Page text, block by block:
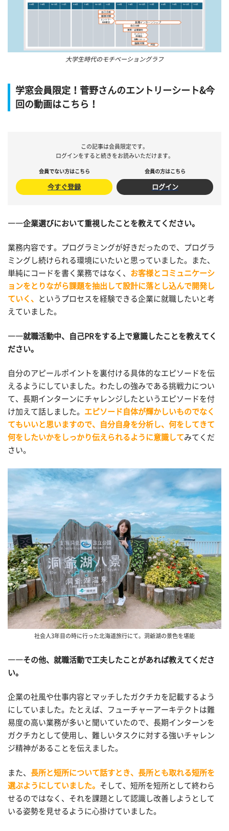
大学生時代のモチベーショングラフ
学窓会員限定！菅野さんのエントリーシート&今
回の動画はこちら！
この記事は会員限定です。
ログインをすると続きをお読みいただけます。
会員でない方はこちら
今すぐ登録
会員の方はこちら
ログイン
――企業選びにおいて重視したことを教えてください。
業務内容です。プログラミングが好きだったので、プログラ
ミングし続けられる環境にいたいと思っていました。また、
単純にコードを書く業務ではなく、 お客様とコミュニケーシ
ョンをとりながら課題を抽出して設計に落とし込んで開発し
ていく、
というプロセスを経験できる企業に就職したいと考
えていました。
――就職活動中、自己PRをする上で意識したことを教えてく
ださい。
自分のアピールポイントを裏付ける具体的なエピソードを伝
えるようにしていました。わたしの強みである挑戦力につい
て、長期インターンにチャレンジしたというエピソードを付
け加えて話しました。 エピソード自体が輝かしいものでなく
てもいいと思いますので、自分自身を分析し、何をしてきて
何をしたいかをしっかり伝えられるように意識してみてくだ
さい。
社会人3年目の時に行った北海道旅行にて。洞爺湖の景色を堪能
――その他、就職活動で工夫したことがあれば教えてくださ
い。
企業の社風や仕事内容とマッチしたガクチカを記載するよう
にしていました。たとえば、フューチャーアーキテクトは難
易度の高い業務が多いと聞いていたので、長期インターンを
ガクチカとして使用し、難しいタスクに対する強いチャレン
ジ精神があることを伝えました。
また、 長所と短所について話すとき、長所とも取れる短所を
選ぶようにしていました。 そして、短所を短所として終わら
せるのではなく、それを課題として認識し改善しようとして
いる姿勢を見せるように心掛けていました。